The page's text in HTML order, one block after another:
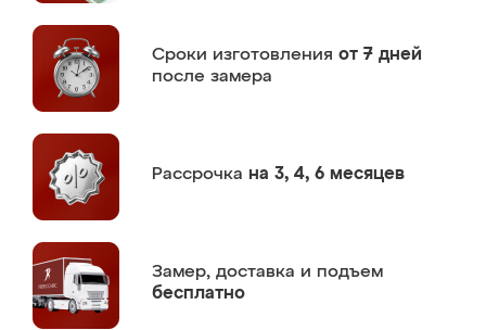
Сроки изготовления от 7 дней
после замера
Рассрочка на 3, 4, 6 месяцев
Замер, доставка и подъем
бесплатно